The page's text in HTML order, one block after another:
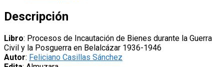
la
Guerra
y
la
Posguerra
Descripción
Libro: Procesos de Incautación de Bienes durante la Guerra
Civil y la Posguerra en Belalcázar 1936-1946
Autor: Feliciano Casillas Sánchez